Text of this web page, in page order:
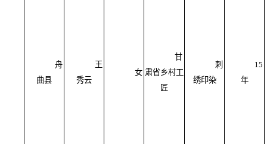
舟
曲县
王
秀云
女
甘
肃省乡村工
匠
刺
绣印染
15
年